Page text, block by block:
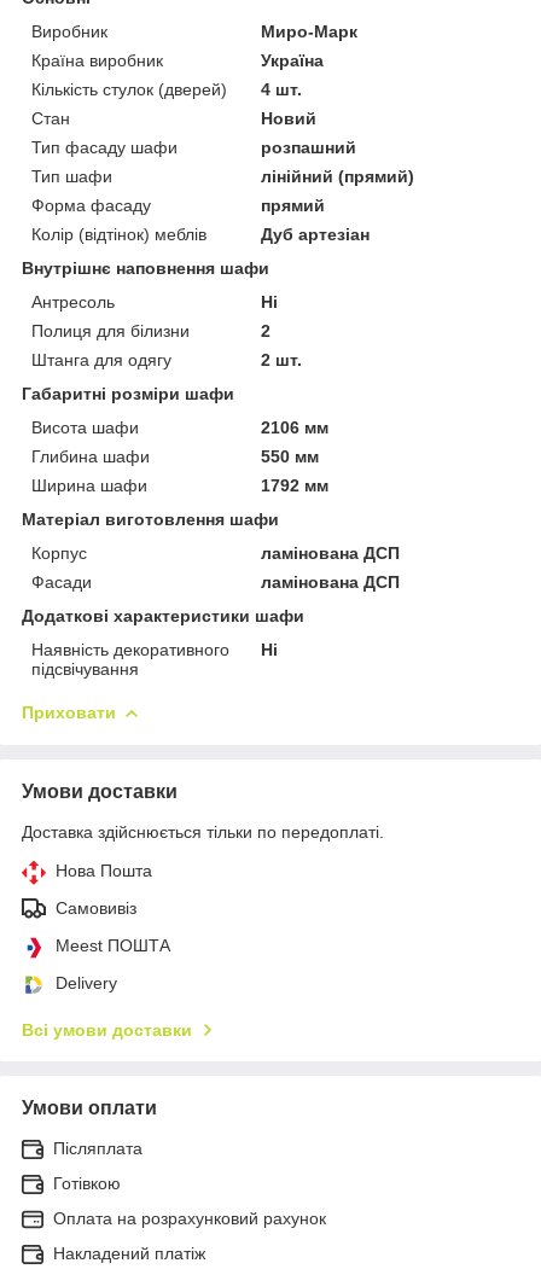
Виробник
Миро-Марк
Країна виробник
Україна
Кількість стулок (дверей)
4 шт.
Стан
Новий
Тип фасаду шафи
розпашний
Тип шафи
лінійний (прямий)
Форма фасаду
прямий
Колір (відтінок) меблів
Дуб артезіан
Внутрішнє наповнення шафи
Антресоль
Ні
Полиця для білизни
2
Штанга для одягу
2 шт.
Габаритні розміри шафи
Висота шафи
2106 мм
Глибина шафи
550 мм
Ширина шафи
1792 мм
Матеріал виготовлення шафи
Корпус
ламінована ДСП
Фасади
ламінована ДСП
Додаткові характеристики шафи
Наявність декоративного
підсвічування
Ні
Приховати
Умови доставки
Доставка здійснюється тільки по передоплаті.
Нова Пошта
Самовивіз
Meest ПОШТА
Delivery
Всі умови доставки
Умови оплати
Післяплата
Готівкою
Оплата на розрахунковий рахунок
Накладений платіж